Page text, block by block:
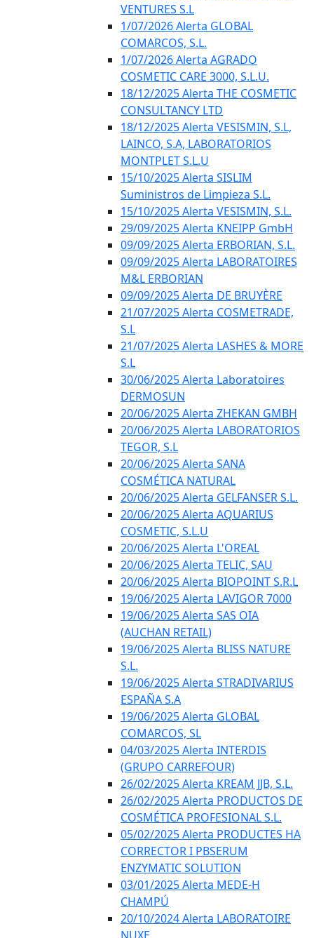
VENTURES S.L
1/07/2026 Alerta GLOBAL
COMARCOS, S.L.
1/07/2026 Alerta AGRADO
COSMETIC CARE 3000, S.L.U.
18/12/2025 Alerta THE COSMETIC
CONSULTANCY LTD
18/12/2025 Alerta VESISMIN, S.L,
LAINCO, S.A, LABORATORIOS
MONTPLET S.L.U
15/10/2025 Alerta SISLIM
Suministros de Limpieza S.L.
15/10/2025 Alerta VESISMIN, S.L.
29/09/2025 Alerta KNEIPP GmbH
09/09/2025 Alerta ERBORIAN, S.L.
09/09/2025 Alerta LABORATOIRES
M&L ERBORIAN
09/09/2025 Alerta DE BRUYÈRE
21/07/2025 Alerta COSMETRADE,
S.L
21/07/2025 Alerta LASHES & MORE
S.L
30/06/2025 Alerta Laboratoires
DERMOSUN
20/06/2025 Alerta ZHEKAN GMBH
20/06/2025 Alerta LABORATORIOS
TEGOR, S.L
20/06/2025 Alerta SANA
COSMÉTICA NATURAL
20/06/2025 Alerta GELFANSER S.L.
20/06/2025 Alerta AQUARIUS
COSMETIC, S.L.U
20/06/2025 Alerta L'OREAL
20/06/2025 Alerta TELIC, SAU
20/06/2025 Alerta BIOPOINT S.R.L
19/06/2025 Alerta LAVIGOR 7000
19/06/2025 Alerta SAS OIA
(AUCHAN RETAIL)
19/06/2025 Alerta BLISS NATURE
S.L.
19/06/2025 Alerta STRADIVARIUS
ESPAÑA S.A
19/06/2025 Alerta GLOBAL
COMARCOS, SL
04/03/2025 Alerta INTERDIS
(GRUPO CARREFOUR)
26/02/2025 Alerta KREAM JJB, S.L.
26/02/2025 Alerta PRODUCTOS DE
COSMÉTICA PROFESIONAL S.L.
05/02/2025 Alerta PRODUCTES HA
CORRECTOR I PBSERUM
ENZYMATIC SOLUTION
03/01/2025 Alerta MEDE-H
CHAMPÚ
20/10/2024 Alerta LABORATOIRE